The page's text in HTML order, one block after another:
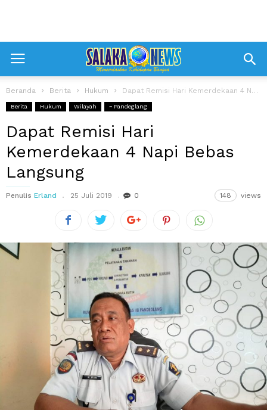
Beranda Berita Hukum Dapat Remisi Hari Kemerdekaan 4 Napi Bebas Langsung
Berita Hukum Wilayah ~ Pandeglang
Dapat Remisi Hari
Kemerdekaan 4 Napi Bebas
Langsung
Penulis Erland 25 Juli 2019 0 148 views